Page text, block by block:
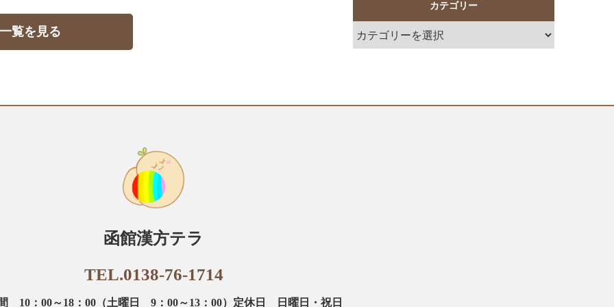
一覧を見る
カテゴリー
函館漢方テラ
TEL.0138-76-1714
10：00～18：00 （土曜日 9：00～13：00） 定休日 日曜日・祝日